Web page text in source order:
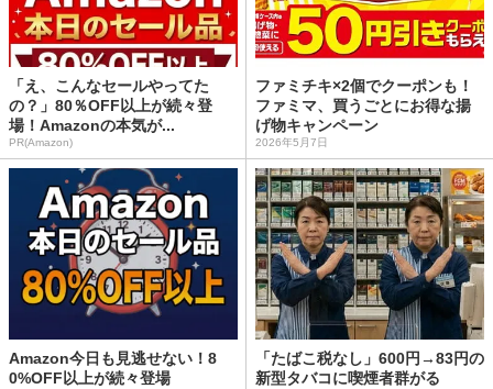
「え、こんなセールやってた
の？」80％OFF以上が続々登
場！Amazonの本気が...
PR(Amazon)
ファミチキ×2個でクーポンも！
ファミマ、買うごとにお得な揚
げ物キャンペーン
2026年5月7日
Amazon今日も見逃せない！8
0%OFF以上が続々登場
「たばこ税なし」600円→83円の
新型タバコに喫煙者群がる